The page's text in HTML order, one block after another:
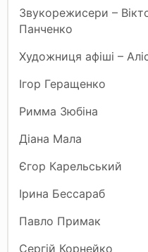
Звукорежисери –
Панченко
Художниця афіші –
Ігор Геращенко
Римма Зюбіна
Діана Мала
Єгор Карельський
Ірина Бессараб
Павло Примак
Сергій Корнейко